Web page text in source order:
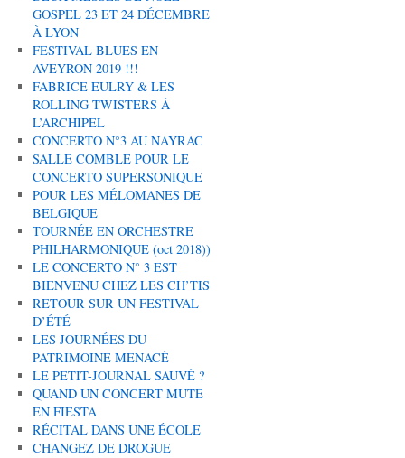
GOSPEL 23 ET 24 DÉCEMBRE
À LYON
FESTIVAL BLUES EN
AVEYRON 2019 !!!
FABRICE EULRY & LES
ROLLING TWISTERS À
L’ARCHIPEL
CONCERTO N°3 AU NAYRAC
SALLE COMBLE POUR LE
CONCERTO SUPERSONIQUE
POUR LES MÉLOMANES DE
BELGIQUE
TOURNÉE EN ORCHESTRE
PHILHARMONIQUE (oct 2018))
LE CONCERTO N° 3 EST
BIENVENU CHEZ LES CH’TIS
RETOUR SUR UN FESTIVAL
D’ÉTÉ
LES JOURNÉES DU
PATRIMOINE MENACÉ
LE PETIT-JOURNAL SAUVÉ ?
QUAND UN CONCERT MUTE
EN FIESTA
RÉCITAL DANS UNE ÉCOLE
CHANGEZ DE DROGUE